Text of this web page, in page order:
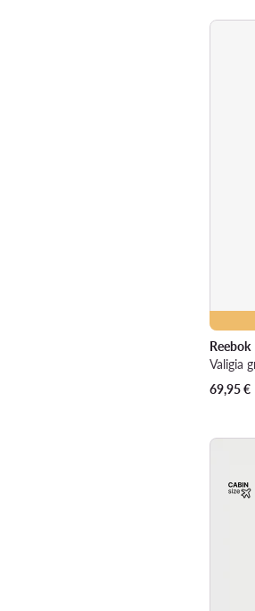
Reebok
Valigia
69,95€